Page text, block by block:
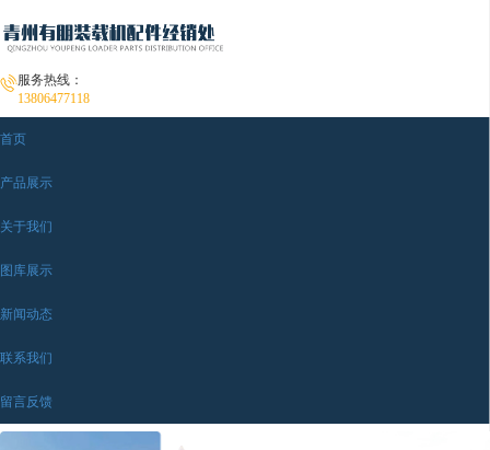
服务热线：
13806477118
首页
产品展示
关于我们
图库展示
新闻动态
联系我们
留言反馈